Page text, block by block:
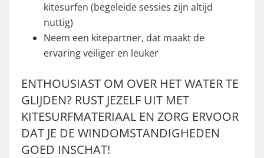
kitesurfen (begeleide sessies zijn altijd
nuttig)
Neem een kitepartner, dat maakt de
ervaring veiliger en leuker
ENTHOUSIAST OM OVER HET WATER TE
GLIJDEN? RUST JEZELF UIT MET
KITESURFMATERIAAL EN ZORG ERVOOR
DAT JE DE WINDOMSTANDIGHEDEN
GOED INSCHAT!